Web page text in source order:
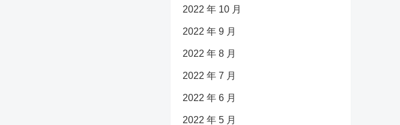
2022 年 10 月
2022 年 9 月
2022 年 8 月
2022 年 7 月
2022 年 6 月
2022 年 5 月